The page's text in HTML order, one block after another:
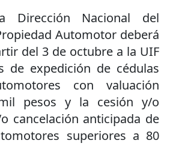
Dirección Nacional del
Automotor deberá
del 3 de octubre a la UIF
de expedición de cédulas
con valuación
pesos y la cesión y/o
cancelación anticipada de
superiores a 80